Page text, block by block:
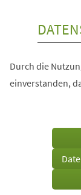
Durch die
einverstanden,